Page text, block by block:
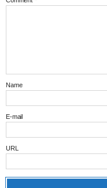
Name
E-mail
URL